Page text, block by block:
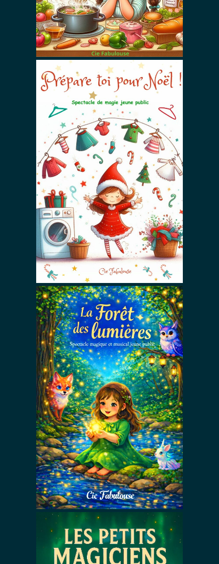
Prépare-toi
pour Noël !
Autres Spectacles De Magie
Spectacles De Noël
La forêt des
lumières
Comédies Musicales &
Magiques